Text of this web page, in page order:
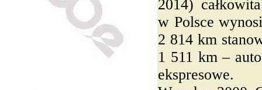
2014)
w Polsce
2 814 km
1 511 km –
ekspresowe.